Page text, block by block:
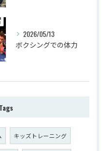
2026/05/13
ボクシングでの体力
Tags
キッズトレーニング